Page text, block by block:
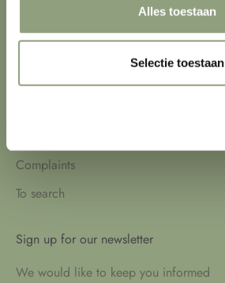
Alles toestaan
Selectie toestaan
Terms and Conditions
Complaints
To search
Sign up for our newsletter
We would like to keep you informed